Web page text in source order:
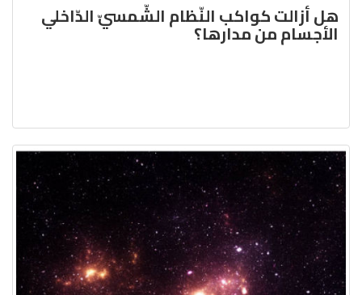
هل أزالت كواكب النّظام الشّمسيّ الدّاخلي
الأجسام من مدارها؟